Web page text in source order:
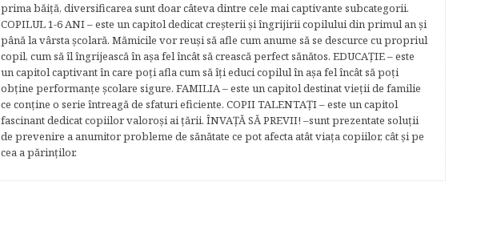
prima băiţă, diversificarea sunt doar câteva dintre cele mai captivante subcategorii.
COPILUL 1-6 ANI – este un capitol dedicat creşterii şi îngrijirii copilului din primul an şi
până la vârsta şcolară. Mămicile vor reuşi să afle cum anume să se descurce cu propriul
copil, cum să îl îngrijească în aşa fel încât să crească perfect sănătos. EDUCAŢIE – este
un capitol captivant în care poţi afla cum să îţi educi copilul în aşa fel încât să poţi
obţine performanţe şcolare sigure. FAMILIA – este un capitol destinat vieţii de familie
ce conţine o serie întreagă de sfaturi eficiente. COPII TALENTAŢI – este un capitol
fascinant dedicat copiilor valoroși ai țării. ÎNVAŢĂ SĂ PREVII! –sunt prezentate soluţii
de prevenire a anumitor probleme de sănătate ce pot afecta atât viaţa copiilor, cât şi pe
cea a părinţilor.